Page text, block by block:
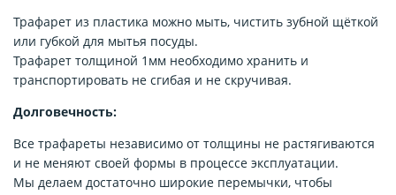
Трафарет из пластика можно мыть, чистить зубной щёткой
или губкой для мытья посуды.
Трафарет толщиной 1мм необходимо хранить и
транспортировать не сгибая и не скручивая.
Долговечность:
Все трафареты независимо от толщины не растягиваются
и не меняют своей формы в процессе эксплуатации.
Мы делаем достаточно широкие перемычки, чтобы